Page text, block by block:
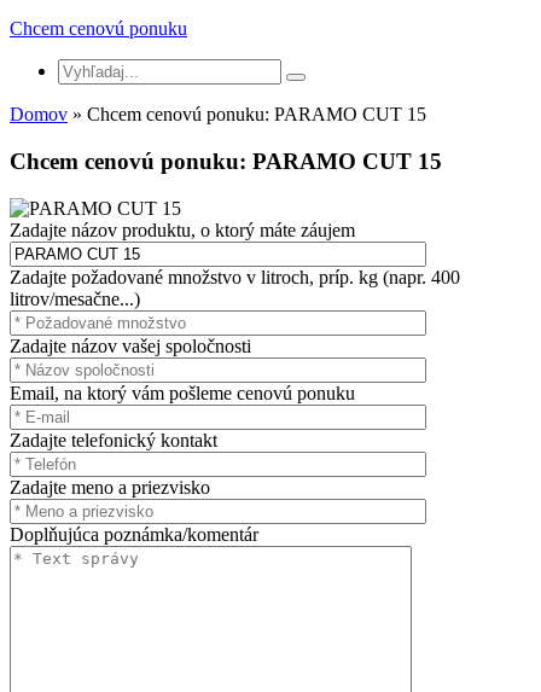
Chcem cenovú ponuku
Domov » Chcem cenovú ponuku: PARAMO CUT 15
Chcem cenovú ponuku: PARAMO CUT 15
Zadajte názov produktu, o ktorý máte záujem
Zadajte požadované množstvo v litroch, príp. kg (napr. 400
litrov/mesačne...)
Zadajte názov vašej spoločnosti
Email, na ktorý vám pošleme cenovú ponuku
Zadajte telefonický kontakt
Zadajte meno a priezvisko
Doplňujúca poznámka/komentár